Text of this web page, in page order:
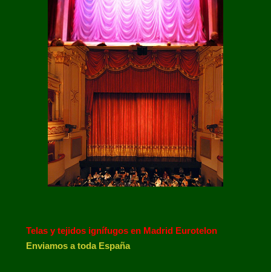
Telas y tejidos ignífugos en Madrid Eurotelon
Enviamos a toda España